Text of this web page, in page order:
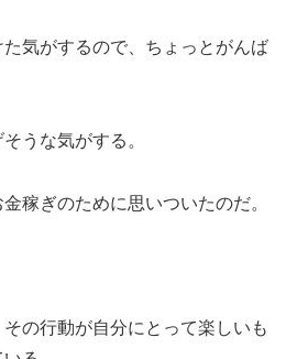
気がするので、ちょっとがんば
うな気がする。
稼ぎのために思いついたのだ。
その行動が自分にとって楽しいも